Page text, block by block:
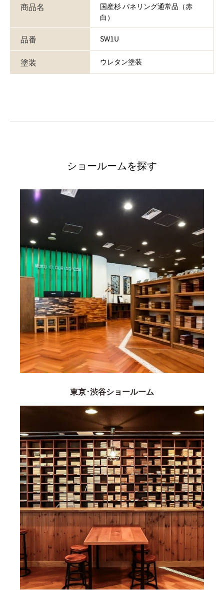
商品名
国産杉 パネリング通常品（赤
白）
品番 SW1U
塗装 ウレタン塗装
ショールームを探す
東京･渋谷ショールーム